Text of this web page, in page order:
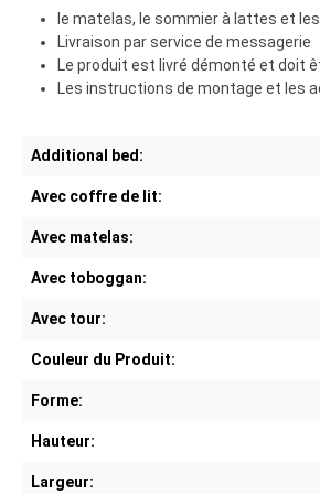
le matelas, le sommier à lattes et
Livraison par service de messagerie
Le produit est livré démonté et doit
Les instructions de montage et les
Additional bed:
Avec coffre de lit:
Avec matelas:
Avec toboggan:
Avec tour:
Couleur du Produit:
Forme:
Hauteur:
Largeur: